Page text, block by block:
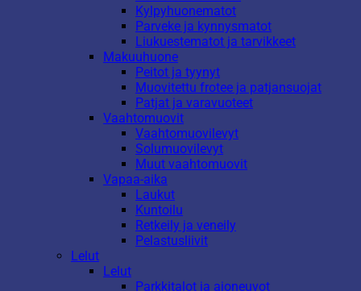
Kylpyhuonematot
Parveke ja kynnysmatot
Liukuestematot ja tarvikkeet
Makuuhuone
Peitot ja tyynyt
Muovitettu frotee ja patjansuojat
Patjat ja varavuoteet
Vaahtomuovit
Vaahtomuovilevyt
Solumuovilevyt
Muut vaahtomuovit
Vapaa-aika
Laukut
Kuntoilu
Retkeily ja veneily
Pelastusliivit
Lelut
Lelut
Parkkitalot ja ajoneuvot